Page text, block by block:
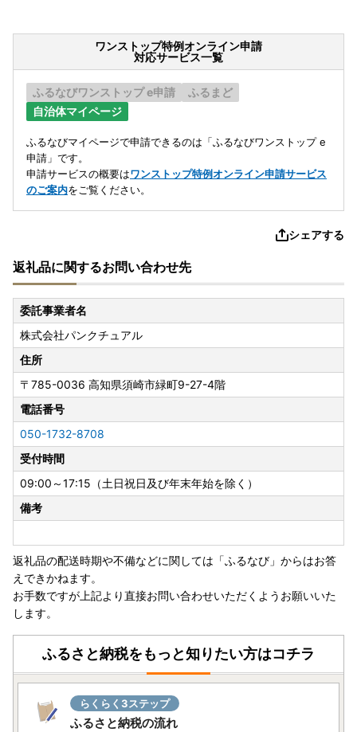
ワンストップ特例オンライン申請
対応サービス一覧
ふるなびワンストップ e申請
ふるまど
自治体マイページ
ふるなびマイページで申請できるのは「ふるなびワンストップ e
申請」です。
申請サービスの概要はワンストップ特例オンライン申請サービス
のご案内をご覧ください。
シェアする
返礼品に関するお問い合わせ先
委託事業者名
株式会社パンクチュアル
住所
〒785-0036 高知県須崎市緑町9-27-4階
電話番号
050-1732-8708
受付時間
09:00～17:15（土日祝日及び年末年始を除く）
備考
返礼品の配送時期や不備などに関しては「ふるなび」からはお答
えできかねます。
お手数ですが上記より直接お問い合わせいただくようお願いいた
します。
ふるさと納税をもっと知りたい方はコチラ
らくらく3ステップ
ふるさと納税の流れ